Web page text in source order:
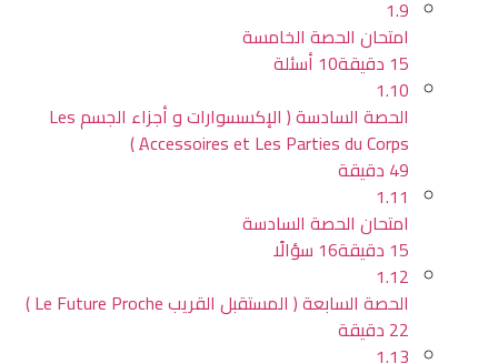
1.9
امتحان الحصة الخامسة
15 دقيقة
10 أسئلة
1.10
الحصة السادسة ( الإكسسوارات و أجزاء الجسم Les
ِAccessoires et Les Parties du Corps )
49 دقيقة
1.11
امتحان الحصة السادسة
15 دقيقة
16 سؤالًا
1.12
الحصة السابعة ( المستقبل القريب Le Future Proche )
22 دقيقة
1.13